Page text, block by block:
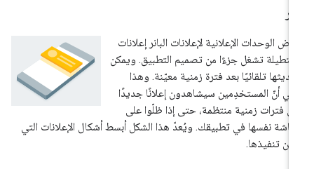
الوحدات الإعلانية لإعلانات البانر إعلانات
تشغل جزءًا من تصميم التطبيق. ويمكن
تلقائيًا بعد فترة زمنية معيّنة. وهذا
أنّ المستخدِمين سيشاهدون إعلانًا جديدًا
فترات زمنية منتظمة، حتى إذا ظلّوا على
نفسها في تطبيقك. ويُعدّ هذا الشكل أبسط أشكال الإعلانات التي
تنفيذها.